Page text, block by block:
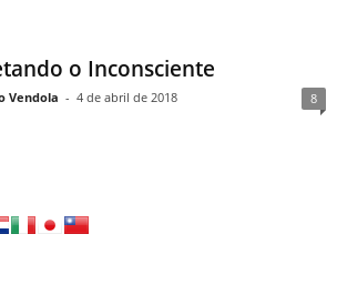
o Inconsciente
Vendola - 4 de abril de 2018 8